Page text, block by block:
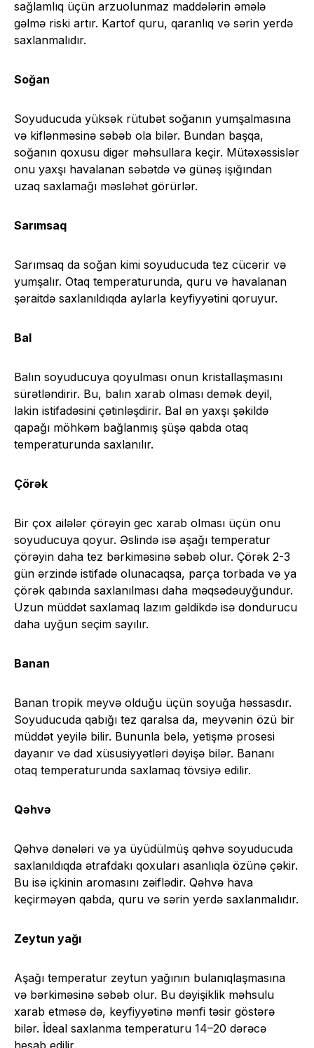
sağlamlıq üçün arzuolunmaz maddələrin əmələ
gəlmə riski artır. Kartof quru, qaranlıq və sərin yerdə
saxlanmalıdır.
Soğan
Soyuducuda yüksək rütubət soğanın yumşalmasına
və kiflənməsinə səbəb ola bilər. Bundan başqa,
soğanın qoxusu digər məhsullara keçir. Mütəxəssislər
onu yaxşı havalanan səbətdə və günəş işığından
uzaq saxlamağı məsləhət görürlər.
Sarımsaq
Sarımsaq da soğan kimi soyuducuda tez cücərir və
yumşalır. Otaq temperaturunda, quru və havalanan
şəraitdə saxlanıldıqda aylarla keyfiyyətini qoruyur.
Bal
Balın soyuducuya qoyulması onun kristallaşmasını
sürətləndirir. Bu, balın xarab olması demək deyil,
lakin istifadəsini çətinləşdirir. Bal ən yaxşı şəkildə
qapağı möhkəm bağlanmış şüşə qabda otaq
temperaturunda saxlanılır.
Çörək
Bir çox ailələr çörəyin gec xarab olması üçün onu
soyuducuya qoyur. Əslində isə aşağı temperatur
çörəyin daha tez bərkiməsinə səbəb olur. Çörək 2-3
gün ərzində istifadə olunacaqsa, parça torbada və ya
çörək qabında saxlanılması daha məqsədəuyğundur.
Uzun müddət saxlamaq lazım gəldikdə isə dondurucu
daha uyğun seçim sayılır.
Banan
Banan tropik meyvə olduğu üçün soyuğa həssasdır.
Soyuducuda qabığı tez qaralsa da, meyvənin özü bir
müddət yeyilə bilir. Bununla belə, yetişmə prosesi
dayanır və dad xüsusiyyətləri dəyişə bilər. Bananı
otaq temperaturunda saxlamaq tövsiyə edilir.
Qəhvə
Qəhvə dənələri və ya üyüdülmüş qəhvə soyuducuda
saxlanıldıqda ətrafdakı qoxuları asanlıqla özünə çəkir.
Bu isə içkinin aromasını zəiflədir. Qəhvə hava
keçirməyən qabda, quru və sərin yerdə saxlanmalıdır.
Zeytun yağı
Aşağı temperatur zeytun yağının bulanıqlaşmasına
və bərkiməsinə səbəb olur. Bu dəyişiklik məhsulu
xarab etməsə də, keyfiyyətinə mənfi təsir göstərə
bilər. İdeal saxlanma temperaturu 14–20 dərəcə
hesab edilir.